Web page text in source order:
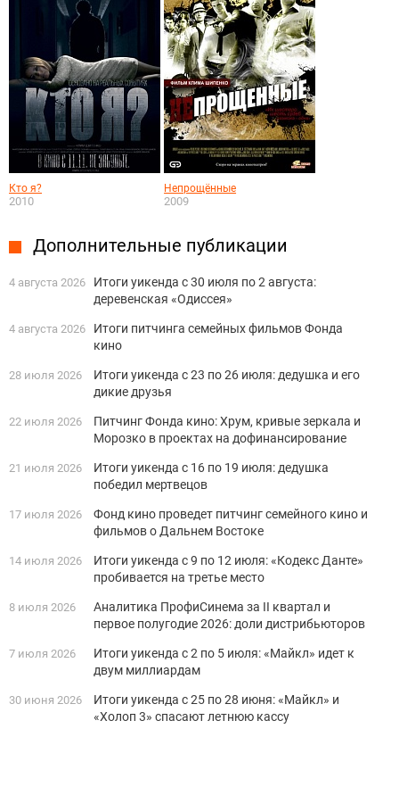
Кто я?
2010
Непрощённые
2009
Дополнительные публикации
4 августа 2026
Итоги уикенда с 30 июля по 2 августа:
деревенская «Одиссея»
4 августа 2026
Итоги питчинга семейных фильмов Фонда
кино
28 июля 2026
Итоги уикенда с 23 по 26 июля: дедушка и его
дикие друзья
22 июля 2026
Питчинг Фонда кино: Хрум, кривые зеркала и
Морозко в проектах на дофинансирование
21 июля 2026
Итоги уикенда с 16 по 19 июля: дедушка
победил мертвецов
17 июля 2026
Фонд кино проведет питчинг семейного кино и
фильмов о Дальнем Востоке
14 июля 2026
Итоги уикенда с 9 по 12 июля: «Кодекс Данте»
пробивается на третье место
8 июля 2026
Аналитика ПрофиСинема за II квартал и
первое полугодие 2026: доли дистрибьюторов
7 июля 2026
Итоги уикенда с 2 по 5 июля: «Майкл» идет к
двум миллиардам
30 июня 2026
Итоги уикенда с 25 по 28 июня: «Майкл» и
«Холоп 3» спасают летнюю кассу